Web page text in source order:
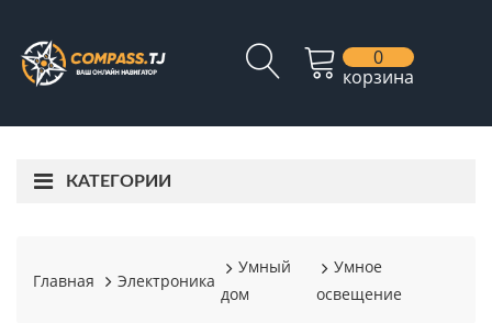
0
корзина
КАТЕГОРИИ
Главная Электроника
Умный
дом
Умное
освещение